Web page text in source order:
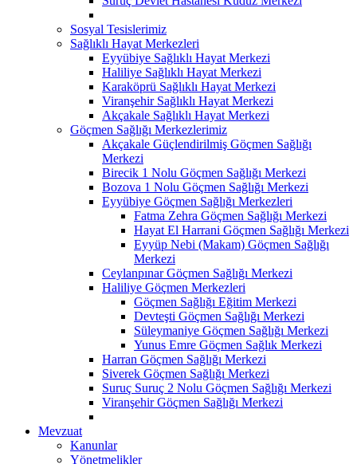
Sosyal Tesislerimiz
Sağlıklı Hayat Merkezleri
Eyyübiye Sağlıklı Hayat Merkezi
Haliliye Sağlıklı Hayat Merkezi
Karaköprü Sağlıklı Hayat Merkezi
Viranşehir Sağlıklı Hayat Merkezi
Akçakale Sağlıklı Hayat Merkezi
Göçmen Sağlığı Merkezlerimiz
Akçakale Güçlendirilmiş Göçmen Sağlığı
Merkezi
Birecik 1 Nolu Göçmen Sağlığı Merkezi
Bozova 1 Nolu Göçmen Sağlığı Merkezi
Eyyübiye Göçmen Sağlığı Merkezleri
Fatma Zehra Göçmen Sağlığı Merkezi
Hayat El Harrani Göçmen Sağlığı Merkezi
Eyyüp Nebi (Makam) Göçmen Sağlığı
Merkezi
Ceylanpınar Göçmen Sağlığı Merkezi
Haliliye Göçmen Merkezleri
Göçmen Sağlığı Eğitim Merkezi
Devteşti Göçmen Sağlığı Merkezi
Süleymaniye Göçmen Sağlığı Merkezi
Yunus Emre Göçmen Sağlık Merkezi
Harran Göçmen Sağlığı Merkezi
Siverek Göçmen Sağlığı Merkezi
Suruç Suruç 2 Nolu Göçmen Sağlığı Merkezi
Viranşehir Göçmen Sağlığı Merkezi
Mevzuat
Kanunlar
Yönetmelikler